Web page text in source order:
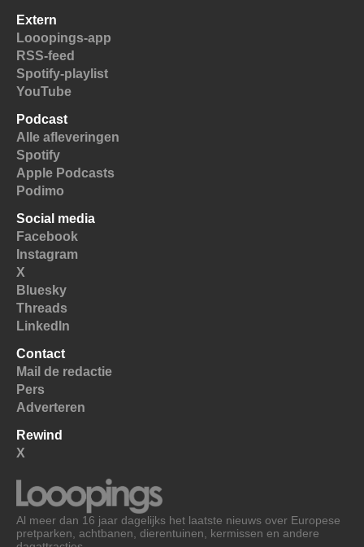
Extern
Looopings-app
RSS-feed
Spotify-playlist
YouTube
Podcast
Alle afleveringen
Spotify
Apple Podcasts
Podimo
Social media
Facebook
Instagram
X
Bluesky
Threads
LinkedIn
Contact
Mail de redactie
Pers
Adverteren
Rewind
X
Al meer dan 16 jaar dagelijks het laatste nieuws over Europese
pretparken, achtbanen, dierentuinen, kermissen en andere